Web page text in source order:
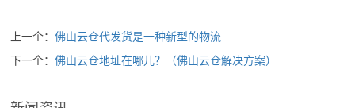
上一个：佛山云仓代发货是一种新型的物流
下一个：佛山云仓地址在哪儿？（佛山云仓解决方案）